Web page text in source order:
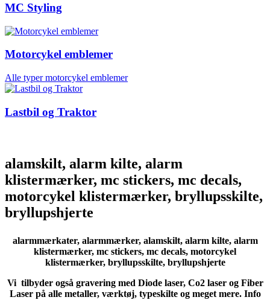
MC Styling
Motorcykel emblemer
Alle typer motorcykel emblemer
Lastbil og Traktor
alamskilt, alarm kilte, alarm
klistermærker, mc stickers, mc decals,
motorcykel klistermærker, bryllupsskilte,
bryllupshjerte
alarmmærkater, alarmmærker, alamskilt, alarm kilte, alarm
klistermærker, mc stickers, mc decals, motorcykel
klistermærker, bryllupsskilte, bryllupshjerte
Vi tilbyder også gravering med Diode laser, Co2 laser og Fiber
Laser på alle metaller, værktøj, typeskilte og meget mere. Info